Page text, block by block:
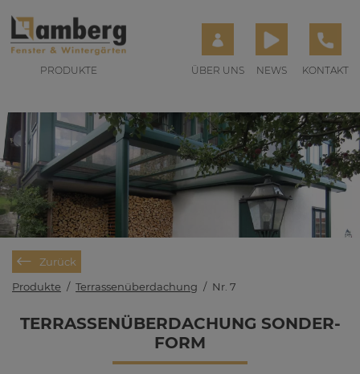
PRODUKTE ÜBER UNS NEWS KONTAKT
Zurück
Produkte / Terrassenüberdachung / Nr. 7
TER­RAS­SEN­ÜBER­DA­CHUNG SON­DER­
FORM